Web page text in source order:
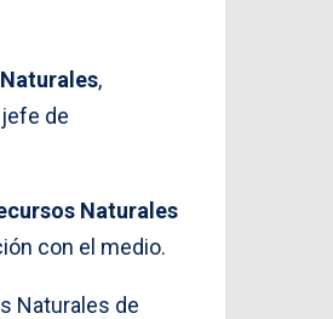
,
de
Naturales
con el medio.
Naturales de